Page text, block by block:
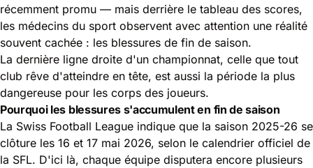
récemment promu — mais derrière le tableau des scores,
les médecins du sport observent avec attention une réalité
souvent cachée : les blessures de fin de saison.
La dernière ligne droite d'un championnat, celle que tout
club rêve d'atteindre en tête, est aussi la période la plus
dangereuse pour les corps des joueurs.
Pourquoi les blessures s'accumulent en fin de saison
La Swiss Football League indique que la saison 2025-26 se
clôture les 16 et 17 mai 2026, selon le calendrier officiel de
la SFL. D'ici là, chaque équipe disputera encore plusieurs